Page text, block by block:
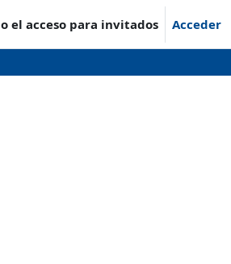
el acceso para invitados Acceder